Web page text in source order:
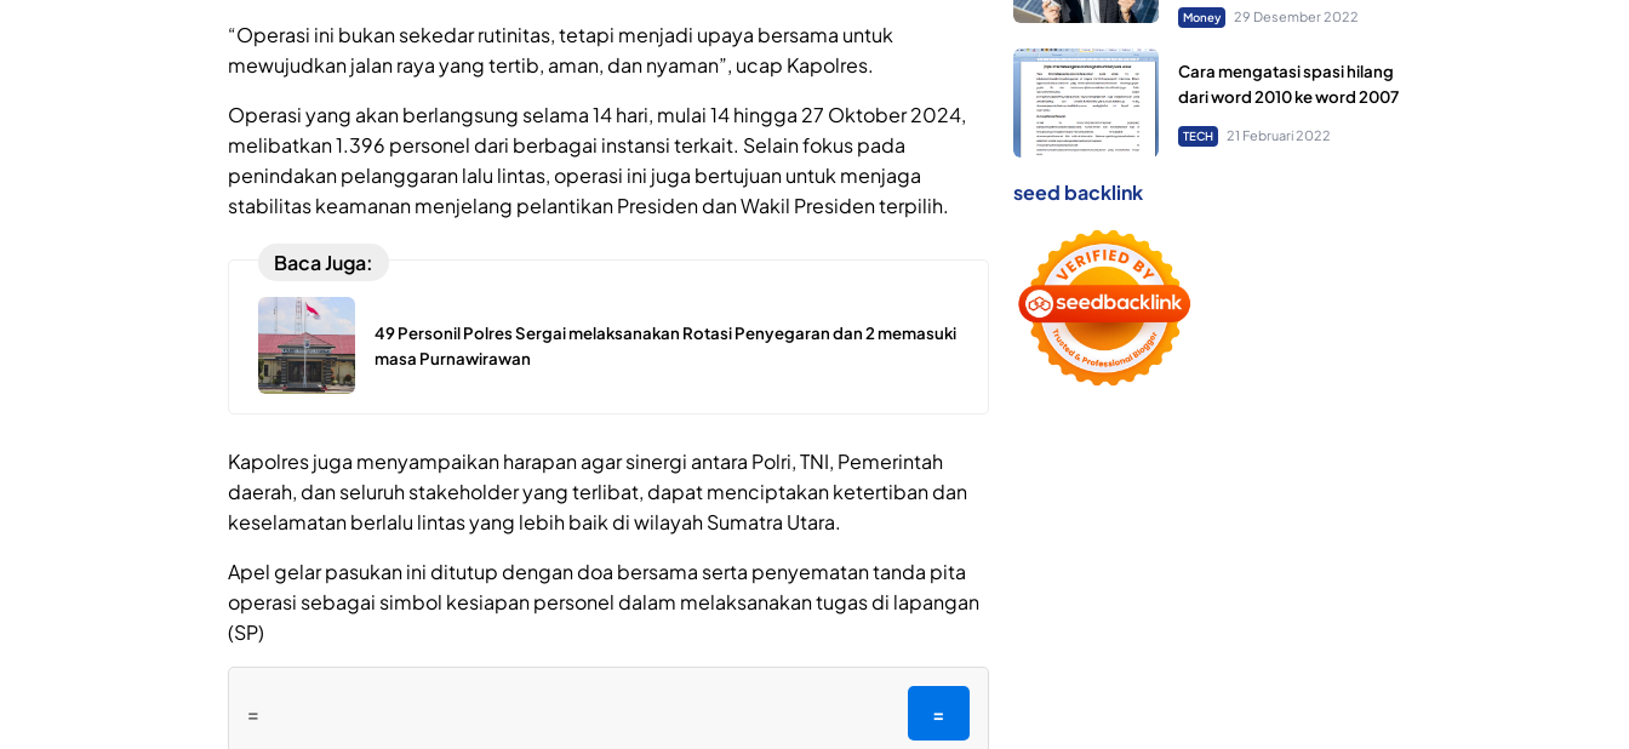
“Operasi ini bukan sekedar rutinitas, tetapi menjadi upaya bersama untuk
mewujudkan jalan raya yang tertib, aman, dan nyaman”, ucap Kapolres.
Operasi yang akan berlangsung selama 14 hari, mulai 14 hingga 27 Oktober 2024,
melibatkan 1.396 personel dari berbagai instansi terkait. Selain fokus pada
penindakan pelanggaran lalu lintas, operasi ini juga bertujuan untuk menjaga
stabilitas keamanan menjelang pelantikan Presiden dan Wakil Presiden terpilih.
Baca Juga:
49 Personil Polres Sergai melaksanakan Rotasi Penyegaran dan 2 memasuki
masa Purnawirawan
Kapolres juga menyampaikan harapan agar sinergi antara Polri, TNI, Pemerintah
daerah, dan seluruh stakeholder yang terlibat, dapat menciptakan ketertiban dan
keselamatan berlalu lintas yang lebih baik di wilayah Sumatra Utara.
Apel gelar pasukan ini ditutup dengan doa bersama serta penyematan tanda pita
operasi sebagai simbol kesiapan personel dalam melaksanakan tugas di lapangan
(SP)
= =
Money 29 Desember 2022
Cara mengatasi spasi hilang
dari word 2010 ke word 2007
TECH 21 Februari 2022
seed backlink